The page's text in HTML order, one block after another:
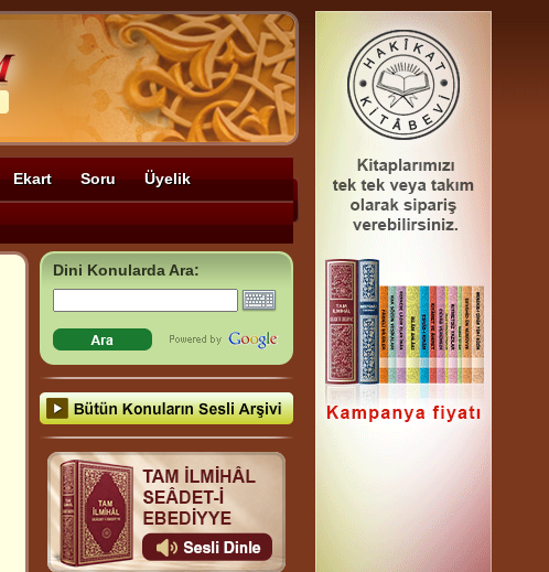
Ekart Soru Üyelik
Dini Konularda Ara: